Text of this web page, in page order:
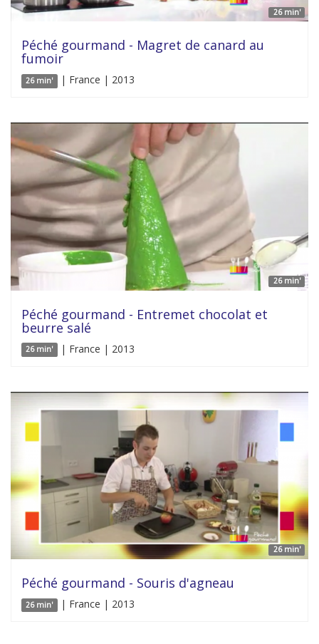
26 min'
Péché gourmand - Magret de canard au
fumoir
26 min' | France | 2013
26 min'
Péché gourmand - Entremet chocolat et
beurre salé
26 min' | France | 2013
26 min'
Péché gourmand - Souris d'agneau
26 min' | France | 2013